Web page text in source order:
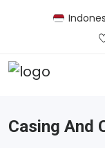
Casing And